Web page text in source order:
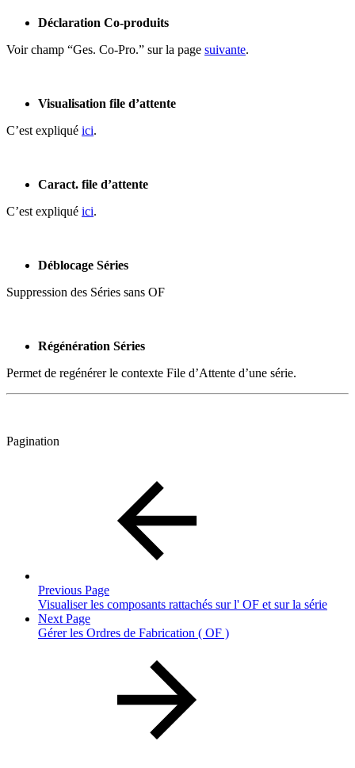
Déclaration Co-produits
Voir champ “Ges. Co-Pro.” sur la page suivante.
Visualisation file d’attente
C’est expliqué ici.
Caract. file d’attente
C’est expliqué ici.
Déblocage Séries
Suppression des Séries sans OF
Régénération Séries
Permet de regénérer le contexte File d’Attente d’une série.
Pagination
Previous Page
Visualiser les composants rattachés sur l' OF et sur la série
Next Page
Gérer les Ordres de Fabrication ( OF )